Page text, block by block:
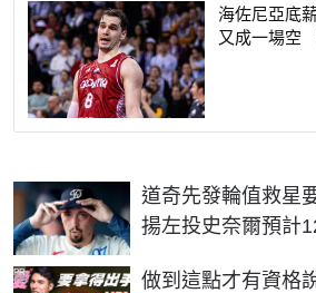
海佐尼亞底
又成一場空
道奇先發輪值救星
揚左投史奈爾預計
做到這點才有資格
PR